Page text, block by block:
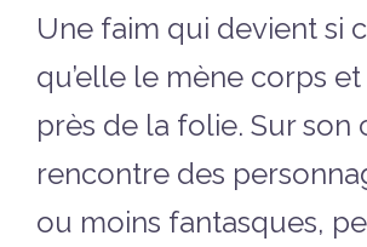
Une faim qui devient si
qu’elle le mène corps
près de la folie. Sur son
rencontre des
ou moins fantasques,